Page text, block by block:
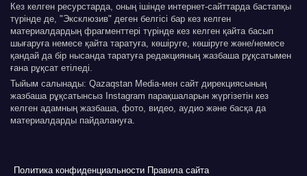
Кез келген ресурстарда, оның ішінде интернет-сайттарда бастапқы
түрінде де, "Эксклюзив" деген белгісі бар кез келген
материалдардың фрагменттері түрінде кез келген қайта басып
шығаруға немесе қайта таратуға, көшіруге, көшіруге және/немесе
қандай да бір нысанда таратуға редакцияның жазбаша рұқсатымен
ғана рұқсат етіледі.
Тыйым салынады: Qazaqstan Media-мен сайт дирекциясының
жазбаша рұқсатынсыз Instagram парақшаларын жүргізетін кез
келген адамның жазбаша, фото, видео, аудио және басқа да
материалдарды пайдалануға.
Политика конфиденциальности Правила сайта